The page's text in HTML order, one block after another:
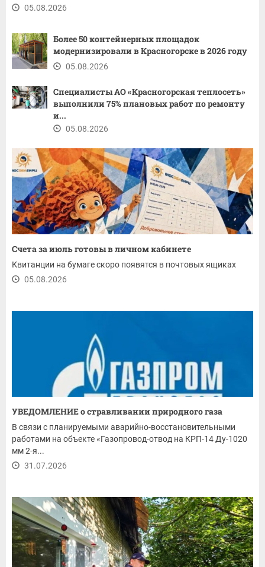
05.08.2026
Более 50 контейнерных площадок
модернизировали в Красногорске в 2026 году
05.08.2026
Специалисты АО «Красногорская теплосеть»
выполнили 75% плановых работ по ремонту
и...
05.08.2026
Счета за июль готовы в личном кабинете
Квитанции на бумаге скоро появятся в почтовых ящиках
05.08.2026
УВЕДОМЛЕНИЕ о стравливании природного газа
В связи с планируемыми аварийно-восстановительными
работами на объекте «Газопровод-отвод на КРП-14 Ду-1020
мм 2-я...
31.07.2026